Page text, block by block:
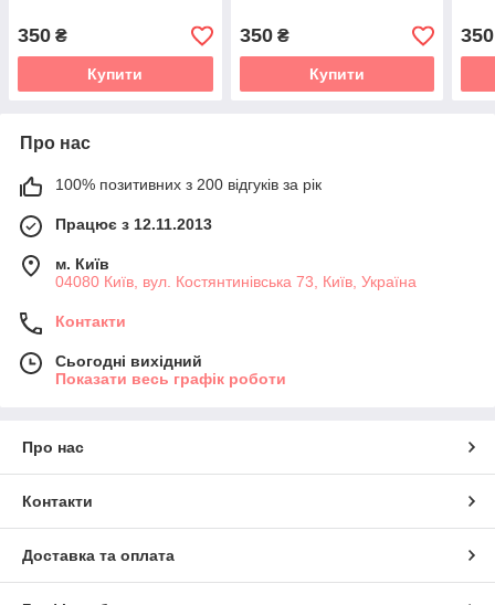
350 ₴
Купити
350₴
Купити
350
Про нас
100% позитивних з 200 відгуків за рік
Працює з 12.11.2013
м. Київ
04080 Київ, вул. Костянтинівська 73, Київ, Україна
Контакти
Сьогодні вихідний
Показати весь графік роботи
Про нас
Контакти
Доставка та оплата